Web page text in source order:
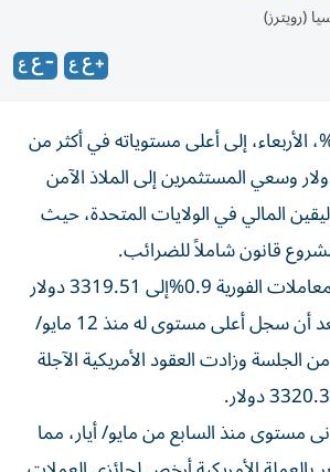
(رويترز)
الذهب نحو 1%، الأربعاء، إلى أعلى مستوياته في أكثر من
وسعي المستثمرين إلى الملاذ الآمن
المالي في الولايات المتحدة، حيث
قانون شاملاً للضرائب.
وارتفع الذهب في المعاملات الفورية 0.9%إلى 3319.51 دولار
للأوقية (الأونصة)، بعد أن سجل أعلى مستوى له منذ 12 مايو/
وزادت العقود الأمريكية الآجلة
مستوى منذ السابع من مايو/ أيار، مما